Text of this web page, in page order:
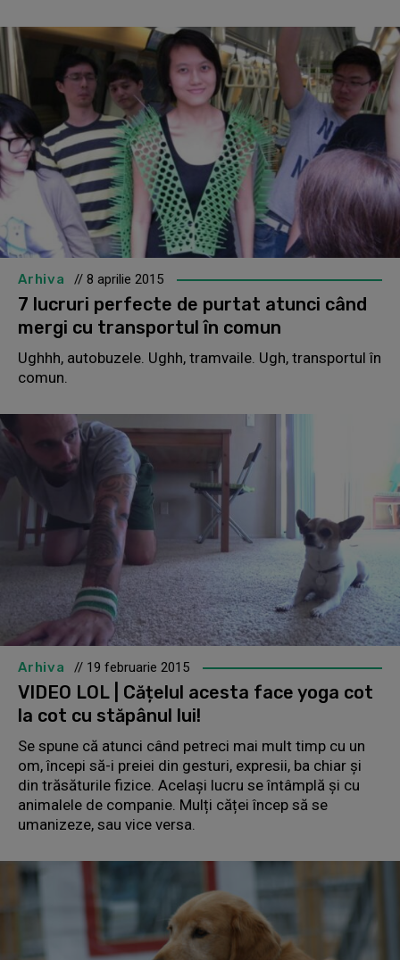
Arhiva // 8 aprilie 2015
7 lucruri perfecte de purtat atunci când
mergi cu transportul în comun
Ughhh, autobuzele. Ughh, tramvaile. Ugh, transportul în
comun.
Arhiva // 19 februarie 2015
VIDEO LOL | Cățelul acesta face yoga cot
la cot cu stăpânul lui!
Se spune că atunci când petreci mai mult timp cu un
om, începi să-i preiei din gesturi, expresii, ba chiar și
din trăsăturile fizice. Același lucru se întâmplă și cu
animalele de companie. Mulți căței încep să se
umanizeze, sau vice versa.